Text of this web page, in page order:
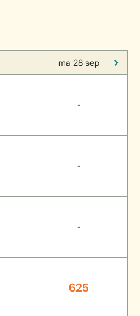
ma 28 sep
-
-
-
625